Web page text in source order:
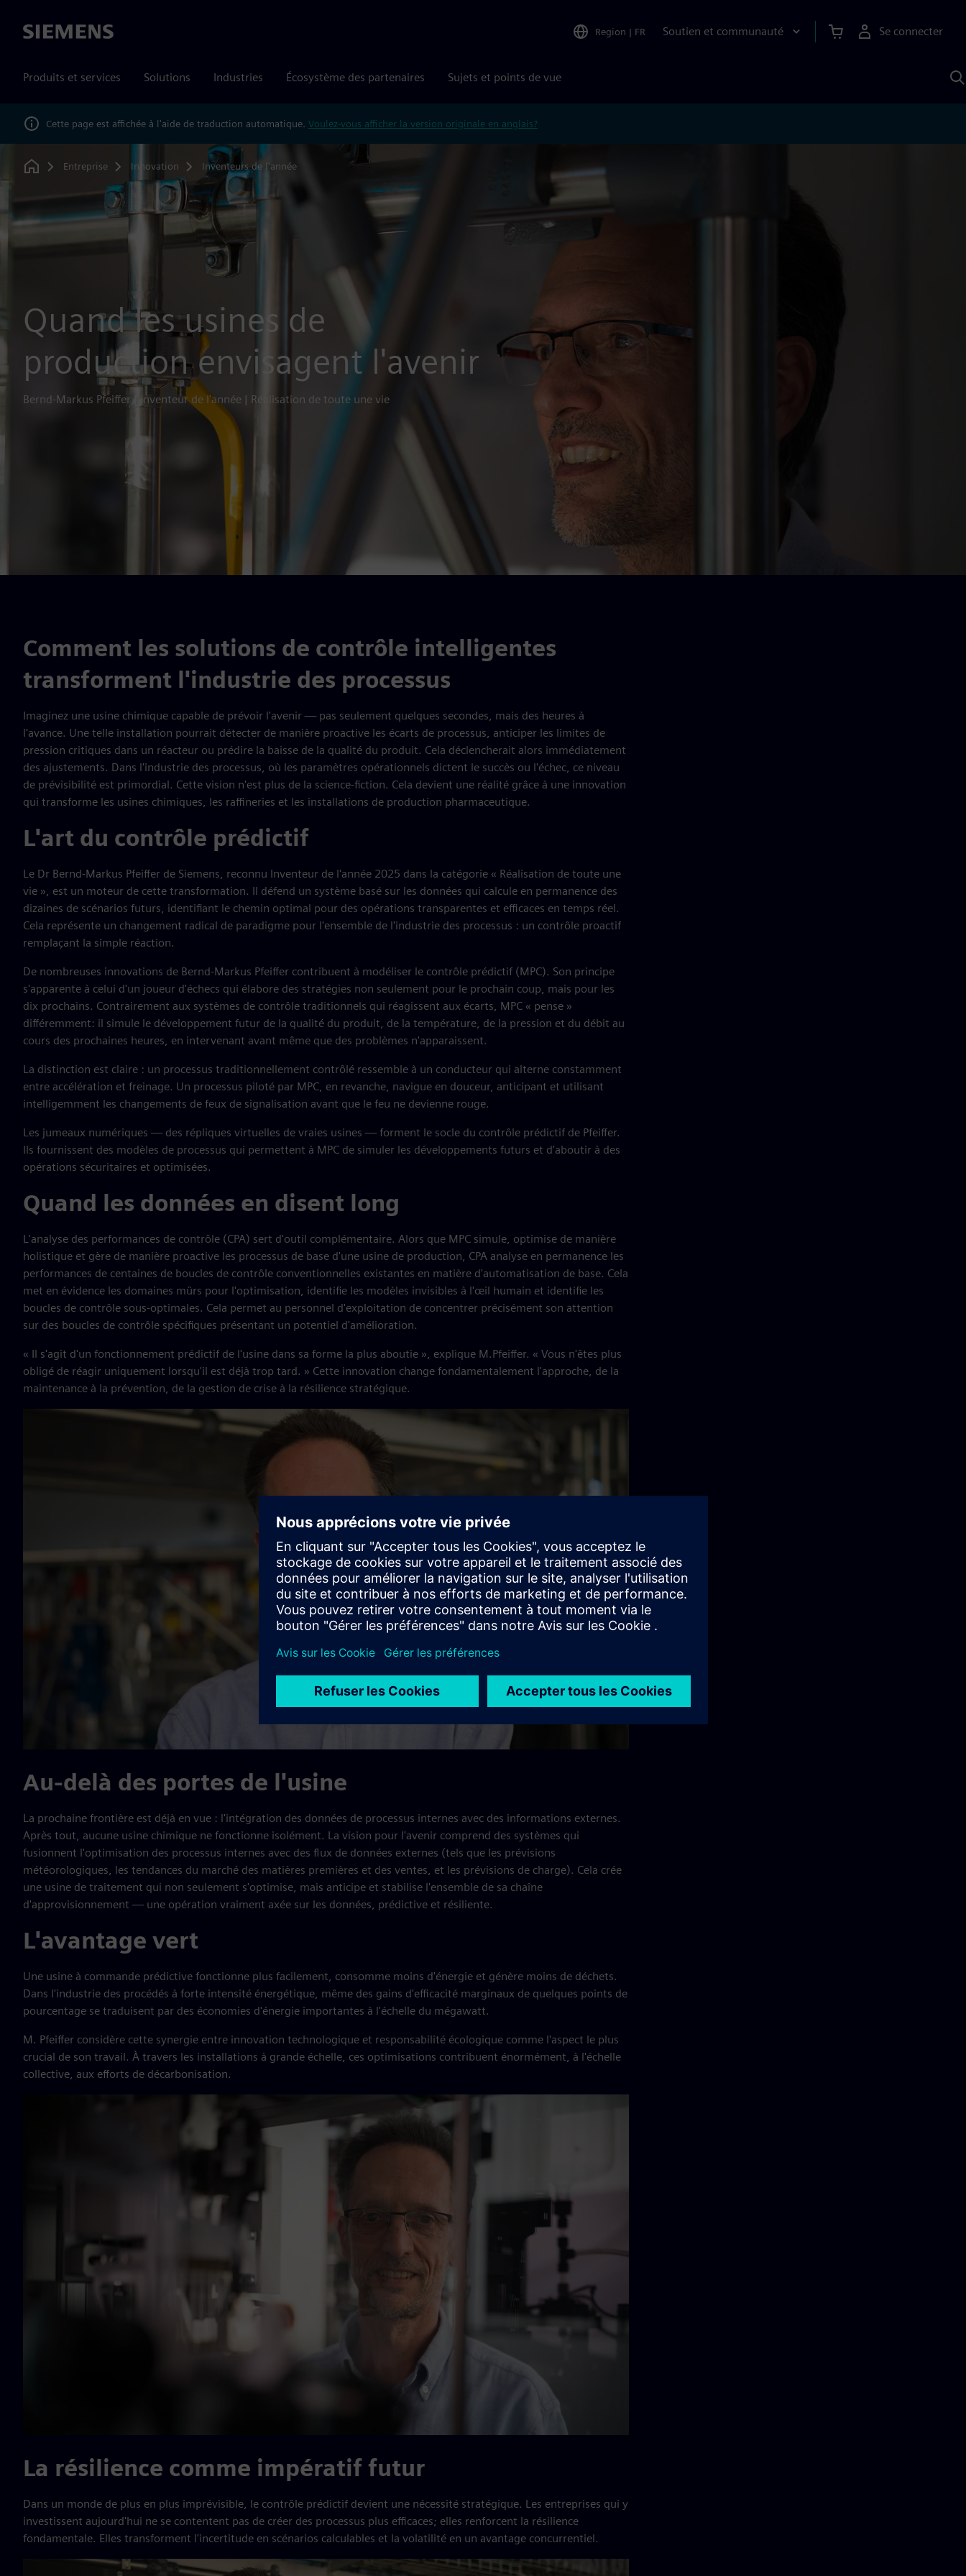
Siemens Region | FR Soutien et communauté Se connecter
Produits et services Solutions Industries Écosystème des partenaires Sujets et points de vue
Cette page est affichée à l'aide de traduction automatique. Voulez-vous afficher la version originale en anglais?
Home
Entreprise Innovation Inventeurs de l'année
Quand les usines de
production envisagent l'avenir
Bernd-Markus Pfeiffer | Inventeur de l'année | Réalisation de toute une vie
Comment les solutions de contrôle intelligentes
transforment l'industrie des processus
Imaginez une usine chimique capable de prévoir l'avenir — pas seulement quelques secondes, mais des heures à
l'avance. Une telle installation pourrait détecter de manière proactive les écarts de processus, anticiper les limites de
pression critiques dans un réacteur ou prédire la baisse de la qualité du produit. Cela déclencherait alors immédiatement
des ajustements. Dans l'industrie des processus, où les paramètres opérationnels dictent le succès ou l'échec, ce niveau
de prévisibilité est primordial. Cette vision n'est plus de la science-fiction. Cela devient une réalité grâce à une innovation
qui transforme les usines chimiques, les raffineries et les installations de production pharmaceutique.
L'art du contrôle prédictif
Le Dr Bernd-Markus Pfeiffer de Siemens, reconnu Inventeur de l'année 2025 dans la catégorie « Réalisation de toute une
vie », est un moteur de cette transformation. Il défend un système basé sur les données qui calcule en permanence des
dizaines de scénarios futurs, identifiant le chemin optimal pour des opérations transparentes et efficaces en temps réel.
Cela représente un changement radical de paradigme pour l'ensemble de l'industrie des processus : un contrôle proactif
remplaçant la simple réaction.
De nombreuses innovations de Bernd-Markus Pfeiffer contribuent à modéliser le contrôle prédictif (MPC). Son principe
s'apparente à celui d'un joueur d'échecs qui élabore des stratégies non seulement pour le prochain coup, mais pour les
dix prochains. Contrairement aux systèmes de contrôle traditionnels qui réagissent aux écarts, MPC « pense »
différemment: il simule le développement futur de la qualité du produit, de la température, de la pression et du débit au
cours des prochaines heures, en intervenant avant même que des problèmes n'apparaissent.
La distinction est claire : un processus traditionnellement contrôlé ressemble à un conducteur qui alterne constamment
entre accélération et freinage. Un processus piloté par MPC, en revanche, navigue en douceur, anticipant et utilisant
intelligemment les changements de feux de signalisation avant que le feu ne devienne rouge.
Les jumeaux numériques — des répliques virtuelles de vraies usines — forment le socle du contrôle prédictif de Pfeiffer.
Ils fournissent des modèles de processus qui permettent à MPC de simuler les développements futurs et d'aboutir à des
opérations sécuritaires et optimisées.
Quand les données en disent long
L'analyse des performances de contrôle (CPA) sert d'outil complémentaire. Alors que MPC simule, optimise de manière
holistique et gère de manière proactive les processus de base d'une usine de production, CPA analyse en permanence les
performances de centaines de boucles de contrôle conventionnelles existantes en matière d'automatisation de base. Cela
met en évidence les domaines mûrs pour l'optimisation, identifie les modèles invisibles à l'œil humain et identifie les
boucles de contrôle sous-optimales. Cela permet au personnel d'exploitation de concentrer précisément son attention
sur des boucles de contrôle spécifiques présentant un potentiel d'amélioration.
« Il s'agit d'un fonctionnement prédictif de l'usine dans sa forme la plus aboutie », explique M.Pfeiffer. « Vous n'êtes plus
obligé de réagir uniquement lorsqu'il est déjà trop tard. » Cette innovation change fondamentalement l'approche, de la
maintenance à la prévention, de la gestion de crise à la résilience stratégique.
Au-delà des portes de l'usine
La prochaine frontière est déjà en vue : l'intégration des données de processus internes avec des informations externes.
Après tout, aucune usine chimique ne fonctionne isolément. La vision pour l'avenir comprend des systèmes qui
fusionnent l'optimisation des processus internes avec des flux de données externes (tels que les prévisions
météorologiques, les tendances du marché des matières premières et des ventes, et les prévisions de charge). Cela crée
une usine de traitement qui non seulement s'optimise, mais anticipe et stabilise l'ensemble de sa chaîne
d'approvisionnement — une opération vraiment axée sur les données, prédictive et résiliente.
L'avantage vert
Une usine à commande prédictive fonctionne plus facilement, consomme moins d'énergie et génère moins de déchets.
Dans l'industrie des procédés à forte intensité énergétique, même des gains d'efficacité marginaux de quelques points de
pourcentage se traduisent par des économies d'énergie importantes à l'échelle du mégawatt.
M. Pfeiffer considère cette synergie entre innovation technologique et responsabilité écologique comme l'aspect le plus
crucial de son travail. À travers les installations à grande échelle, ces optimisations contribuent énormément, à l'échelle
collective, aux efforts de décarbonisation.
La résilience comme impératif futur
Dans un monde de plus en plus imprévisible, le contrôle prédictif devient une nécessité stratégique. Les entreprises qui y
investissent aujourd'hui ne se contentent pas de créer des processus plus efficaces; elles renforcent la résilience
fondamentale. Elles transforment l'incertitude en scénarios calculables et la volatilité en un avantage concurrentiel.